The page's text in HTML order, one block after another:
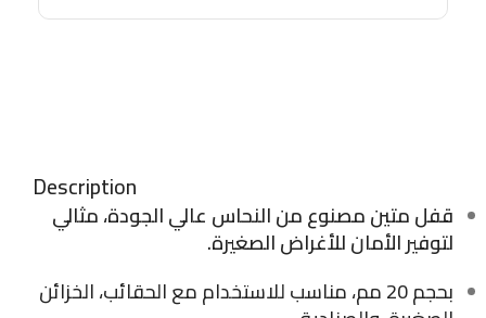
Description
قفل متين مصنوع من النحاس عالي الجودة، مثالي
لتوفير الأمان للأغراض الصغيرة.
بحجم 20 مم، مناسب للاستخدام مع الحقائب، الخزائن